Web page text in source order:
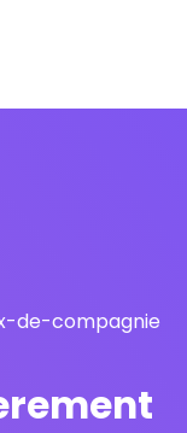
de-compagnie